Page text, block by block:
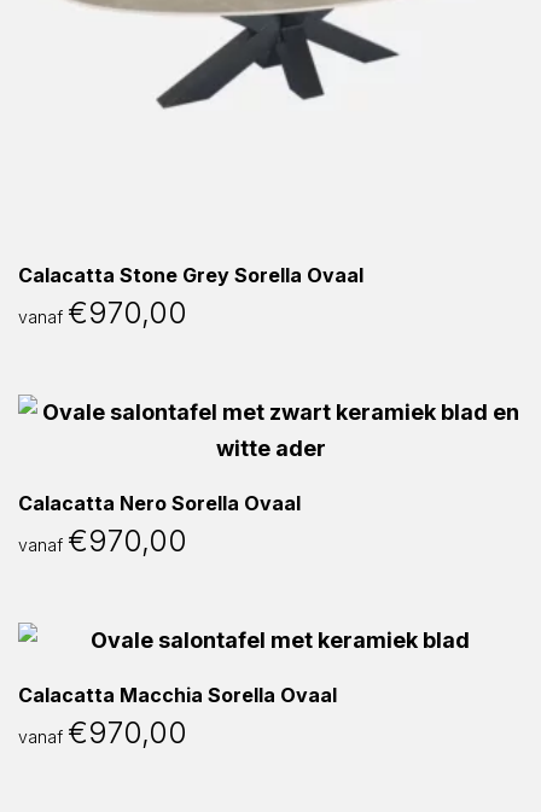
Calacatta Stone Grey Sorella Ovaal
vanaf €970,00
Calacatta Nero Sorella Ovaal
vanaf €970,00
Calacatta Macchia Sorella Ovaal
vanaf €970,00